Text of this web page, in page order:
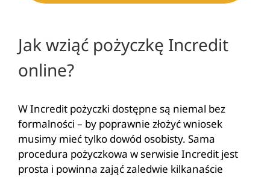
Jak wziąć pożyczkę Incredit
online?
W Incredit pożyczki dostępne są niemal bez
formalności – by poprawnie złożyć wniosek
musimy mieć tylko dowód osobisty. Sama
procedura pożyczkowa w serwisie Incredit jest
prosta i powinna zająć zaledwie kilkanaście